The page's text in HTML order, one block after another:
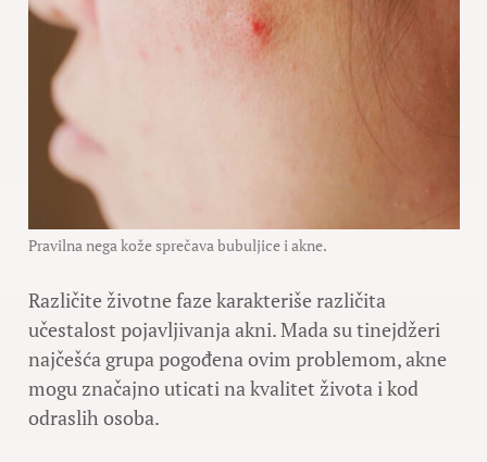
Pravilna nega kože sprečava bubuljice i akne.
Različite životne faze karakteriše različita
učestalost pojavljivanja akni. Mada su tinejdžeri
najčešća grupa pogođena ovim problemom, akne
mogu značajno uticati na kvalitet života i kod
odraslih osoba.